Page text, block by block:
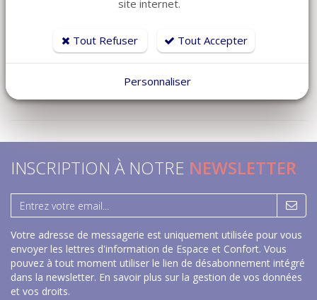
INSCRIPTION À NOTRE NEWSLETTER
Votre adresse de messagerie est uniquement utilisée pour vous
envoyer les lettres d'information de Espace et Confort. Vous
pouvez à tout moment utiliser le lien de désabonnement intégré
dans la newsletter. En savoir plus sur la gestion de vos données
et vos droits.
site internet.
Tout Refuser Tout Accepter
Personnaliser